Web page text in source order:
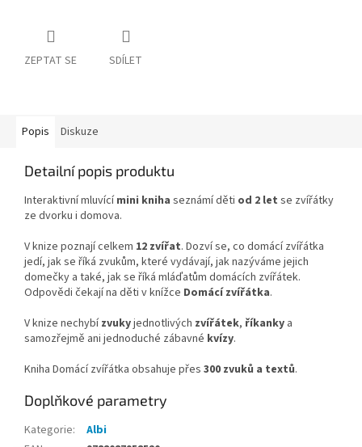
ZEPTAT SE SDÍLET
Popis Diskuze
Detailní popis produktu
Interaktivní mluvící mini kniha seznámí děti od 2 let se zvířátky
ze dvorku i domova.
V knize poznají celkem 12 zvířat. Dozví se, co domácí zvířátka
jedí, jak se říká zvukům, které vydávají, jak nazýváme jejich
domečky a také, jak se říká mláďatům domácích zvířátek.
Odpovědi čekají na děti v knížce Domácí zvířátka.
V knize nechybí zvukyjednotlivých zvířátek, říkanky a
samozřejmě ani jednoduché zábavné kvízy.
Kniha Domácí zvířátka obsahuje přes 300 zvuků a textů.
Doplňkové parametry
Kategorie:
Albi